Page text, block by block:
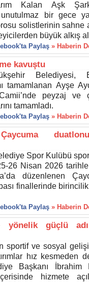
Kalan Aşk
bir gece
solistlerinin sahne
büyük alkış
Paylaş » Haberin
kavuştu
Belediyesi,
tamamlanan Ayşe
peyzaj ve
tamamladı.
Paylaş » Haberin
Spor Kulübü
26 Nisan 2026
düzenlenen
finallerinde
Paylaş » Haberin
yönelik güçlü
sportif ve sosyal
hız kesmeden
Başkanı İbrahim
hizmete